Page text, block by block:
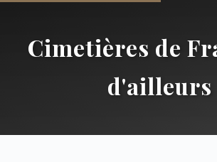
Cimetières de
d'ailleurs